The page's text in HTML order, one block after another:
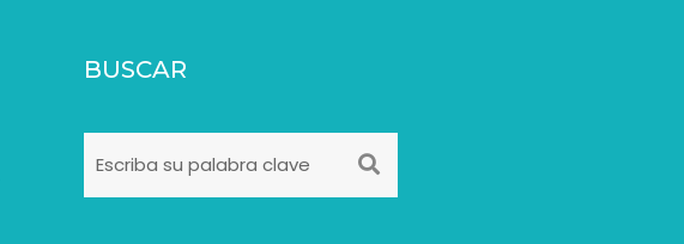
BUSCAR